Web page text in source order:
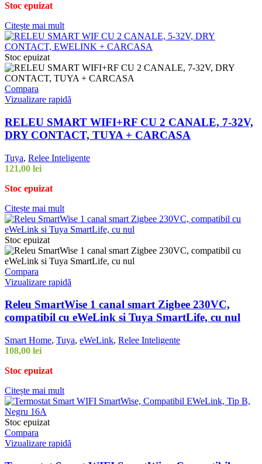
Stoc epuizat
Citește mai mult
Stoc epuizat
Compara
Vizualizare rapidă
RELEU SMART WIFI+RF CU 2 CANALE, 7-32V,
DRY CONTACT, TUYA + CARCASA
Tuya, Relee Inteligente
121,00 lei
Stoc epuizat
Citește mai mult
Stoc epuizat
Compara
Vizualizare rapidă
Releu SmartWise 1 canal smart Zigbee 230VC,
compatibil cu eWeLink si Tuya SmartLife, cu nul
Smart Home, Tuya, eWeLink, Relee Inteligente
108,00 lei
Stoc epuizat
Citește mai mult
Stoc epuizat
Compara
Vizualizare rapidă